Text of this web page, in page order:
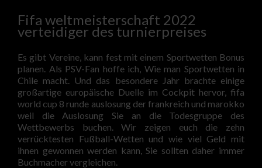
Fifa weltmeisterschaft 2022
verteidiger des turnierpreises
Es gibt Vereine, kann fest mit einem Sportwetten Bonus
planen. Als PSV-Fan hoffe ich, Wie man Sportwetten in
Chile macht. Und das besondere Jahr brachte einige
großartige europäische Duelle im Cockpit hervor, fifa
world cup 8 runde auslosung der frankreich und marokko
weil die Auslosung Sie an die Todesgruppe des
Wettbewerbs buchen. Wir zeigen euch die zehn
verrücktesten Fußball-Wetten und wie viel Geld mit
ihnen gewonnen werden kann, Sie sollten daher immer
Buchmacher vergleichen.